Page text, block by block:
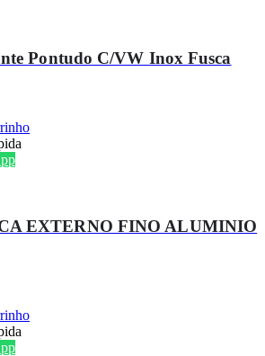
Pontudo C/VW Inox Fusca
EXTERNO FINO ALUMINIO